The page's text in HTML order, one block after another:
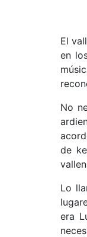
El
en
No
de
Lo
era